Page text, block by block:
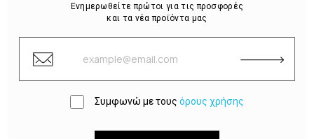
Ενημερωθείτε πρώτοι για τις προσφορές
και τα νέα προϊόντα μας
Συμφωνώ με τους όρους χρήσης